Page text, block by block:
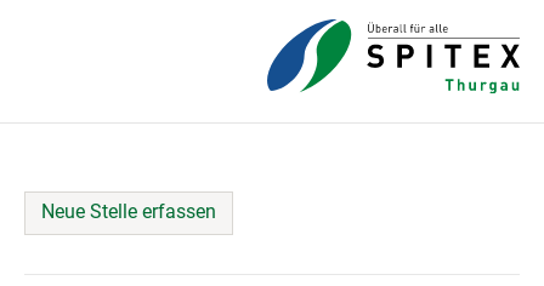
Neue Stelle erfassen